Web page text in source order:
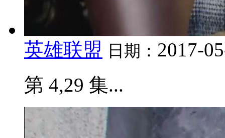
英雄联盟 日期： 2017-
第 4,29 集...